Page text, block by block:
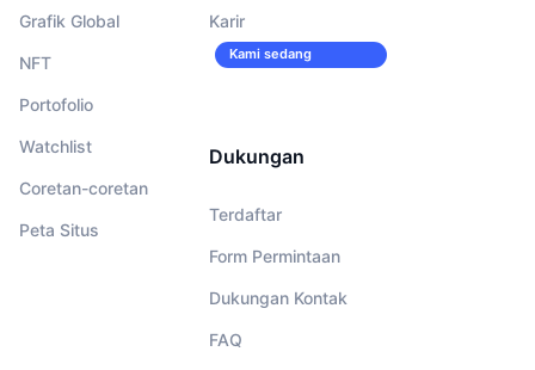
Grafik Global
NFT
Portofolio
Watchlist
Coretan-coretan
Peta Situs
Karir
Kami sedang
Dukungan
Terdaftar
Form Permintaan
Dukungan Kontak
FAQ